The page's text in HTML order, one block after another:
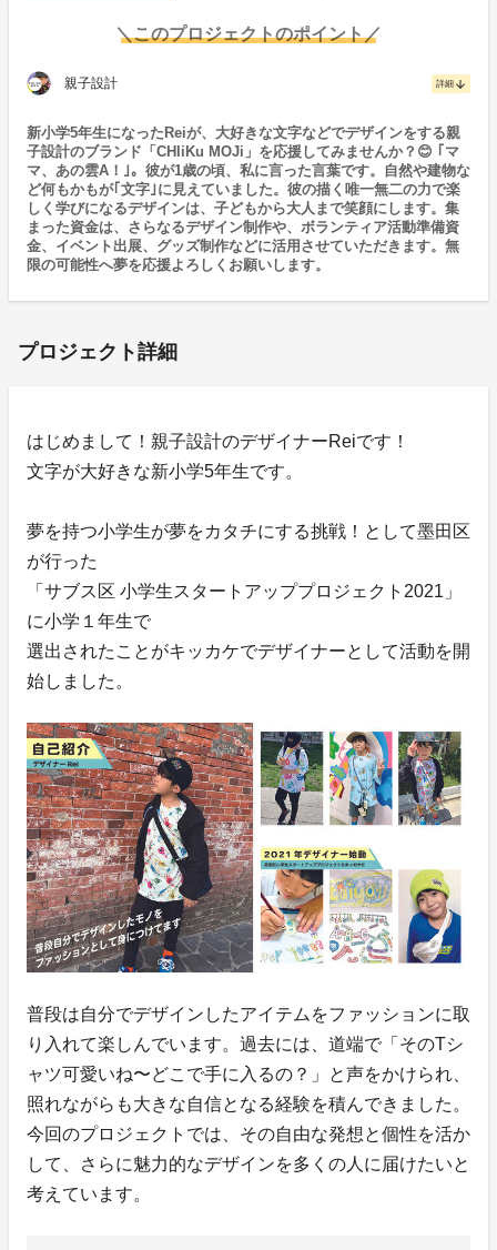
＼このプロジェクトのポイント／
親子設計 詳細 arrow_downward
新小学5年生になったReiが、大好きな文字などでデザインをする親
子設計のブランド「CHIiKu MOJi」を応援してみませんか？😊 ｢マ
マ、あの雲A！｣。彼が1歳の頃、私に言った言葉です。自然や建物な
ど何もかもが｢文字｣に見えていました。彼の描く唯一無二の力で楽
しく学びになるデザインは、子どもから大人まで笑顔にします。集
まった資金は、さらなるデザイン制作や、ボランティア活動準備資
金、イベント出展、グッズ制作などに活用させていただきます。無
限の可能性へ夢を応援よろしくお願いします。
プロジェクト詳細
はじめまして！親子設計のデザイナーReiです！
文字が大好きな新小学5年生です。
夢を持つ小学生が夢をカタチにする挑戦！として墨田区
が行った
「サブス区 小学生スタートアッププロジェクト2021」
に小学１年生で
選出されたことがキッカケでデザイナーとして活動を開
始しました。
普段は自分でデザインしたアイテムをファッションに取
り入れて楽しんでいます。過去には、道端で「そのTシ
ャツ可愛いね〜どこで手に入るの？」と声をかけられ、
照れながらも大きな自信となる経験を積んできました。
今回のプロジェクトでは、その自由な発想と個性を活か
して、さらに魅力的なデザインを多くの人に届けたいと
考えています。